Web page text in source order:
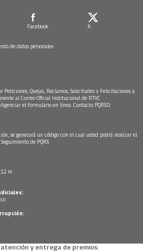
Facebook X
de datos personales
Peticiones, Quejas, Reclamos, Solicitudes y Felicitaciones a
al Correo Oficial Institucional de RTVC
el formulario en línea: Contacto PQRSD.
se generará un código con el cual usted podrá realizar el
Seguimiento de PQRS
12 m
y entrega de premios: